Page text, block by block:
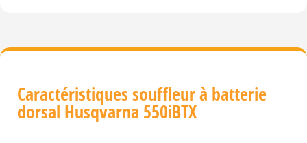
Caractéristiques souffleur à batterie
dorsal Husqvarna 550iBTX